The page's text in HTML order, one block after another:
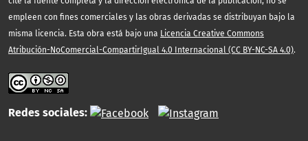
empleen con fines comerciales y las obras derivadas se distribuyan bajo la
misma licencia. Esta obra está bajo una Licencia Creative Commons
Atribución-NoComercial-CompartirIgual 4.0 Internacional (CC BY-NC-SA 4.0).
Redes sociales: